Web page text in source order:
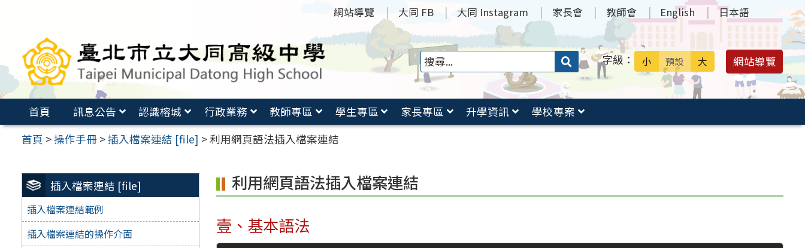
要
容
網站導覽 大同 FB 大同 Instagram 家長會 教師會 English 日本語
搜
送出 字級： 小 預設 大 網站導覽
首頁 訊息公告 認識榕城 行政業務 教師專區 學生專區 家長專區 升學資訊
學校專案
首頁 >操作手冊 >插入檔案連結 [file] > 利用網頁語法插入檔案連結
插入檔案連結 [file]
插入檔案連結範例
插入檔案連結的操作介面
利用網頁語法插入檔案連結
壹、基本語法